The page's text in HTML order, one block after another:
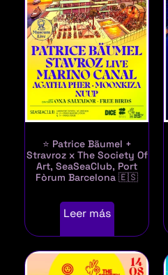
⭐ Patrice Bäumel +
Stravroz x The Society Of
Art, SeaSeaClub, Port
Fòrum Barcelona 🇪🇸
Leer más